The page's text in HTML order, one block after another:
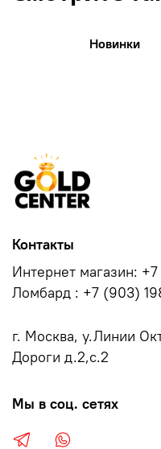
Новинки
Контакты
Интернет магазин:
Ломбард : +7 (903)
г. Москва, у.Линии
Дороги д.2,с.2
Мы в соц. сетях